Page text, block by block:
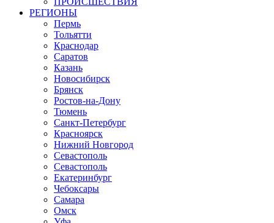
РЕГИОНЫ
Пермь
Тольятти
Краснодар
Саратов
Казань
Новосибирск
Брянск
Ростов-на-Дону
Тюмень
Санкт-Петербург
Красноярск
Нижний Новгород
Севастополь
Севастополь
Екатеринбург
Чебоксары
Самара
Омск